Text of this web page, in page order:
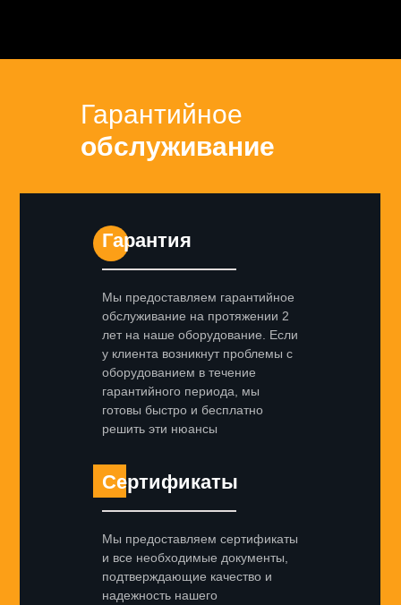
Гарантийное
обслуживание
Мы предоставляем гарантийное
обслуживание на протяжении 2
лет на наше оборудование. Если
у клиента возникнут проблемы с
оборудованием в течение
гарантийного периода, мы
готовы быстро и бесплатно
решить эти нюансы
Мы предоставляем сертификаты
и все необходимые документы,
подтверждающие качество и
надежность нашего
Сертификаты
Гарантия